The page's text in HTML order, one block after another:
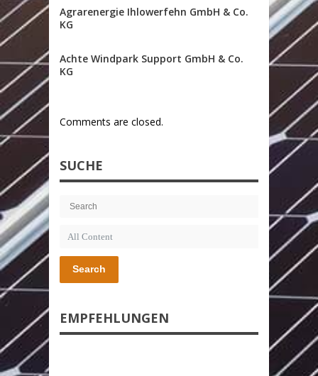
Agrarenergie Ihlowerfehn GmbH & Co.
KG
Achte Windpark Support GmbH & Co.
KG
Comments are closed.
SUCHE
Search
EMPFEHLUNGEN